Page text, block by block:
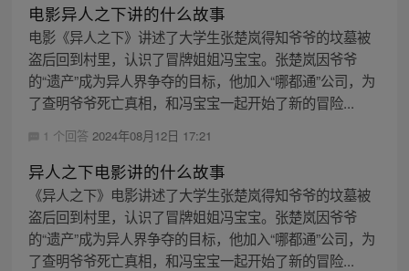
电影异人之下讲的什么故事
电影《异人之下》讲述了大学生张楚岚得知爷爷的坟墓被
盗后回到村里，认识了冒牌姐姐冯宝宝。张楚岚因爷爷
的“遗产”成为异人界争夺的目标，他加入“哪都通”公司，为
了查明爷爷死亡真相，和冯宝宝一起开始了新的冒险...
1 个回答 2024年08月12日 17:21
异人之下电影讲的什么故事
《异人之下》电影讲述了大学生张楚岚得知爷爷的坟墓被
盗后回到村里，认识了冒牌姐姐冯宝宝。张楚岚因爷爷
的“遗产”成为异人界争夺的目标，他加入“哪都通”公司，为
了查明爷爷死亡真相，和冯宝宝一起开始了新的冒险...